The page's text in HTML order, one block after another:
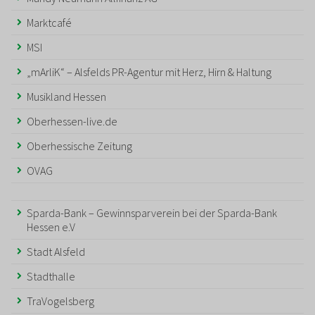
Marktcafé
MSI
„mArliK“ – Alsfelds PR-Agentur mit Herz, Hirn & Haltung
Musikland Hessen
Oberhessen-live.de
Oberhessische Zeitung
OVAG
Sparda-Bank – Gewinnsparverein bei der Sparda-Bank
Hessen e.V
Stadt Alsfeld
Stadthalle
TraVogelsberg